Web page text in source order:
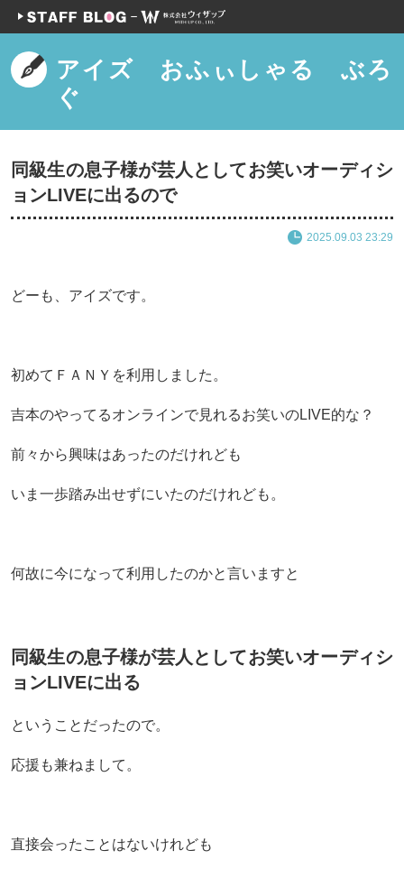
アイズ おふぃしゃる ぶろ
ぐ
同級生の息子様が芸人としてお笑いオーディシ
ョンLIVEに出るので
2025.09.03 23:29
どーも、アイズです。
初めてＦＡＮＹを利用しました。
吉本のやってるオンラインで見れるお笑いのLIVE的な？
前々から興味はあったのだけれども
いま一歩踏み出せずにいたのだけれども。
何故に今になって利用したのかと言いますと
同級生の息子様が芸人としてお笑いオーディシ
ョンLIVEに出る
ということだったので。
応援も兼ねまして。
直接会ったことはないけれども